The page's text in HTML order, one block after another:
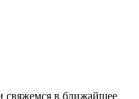
свяжемся в ближайшее